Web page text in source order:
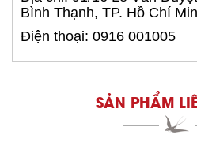
Bình Thạnh, TP. Hồ Chí
Điện thoại: 0916 001005
SẢN PHẨM